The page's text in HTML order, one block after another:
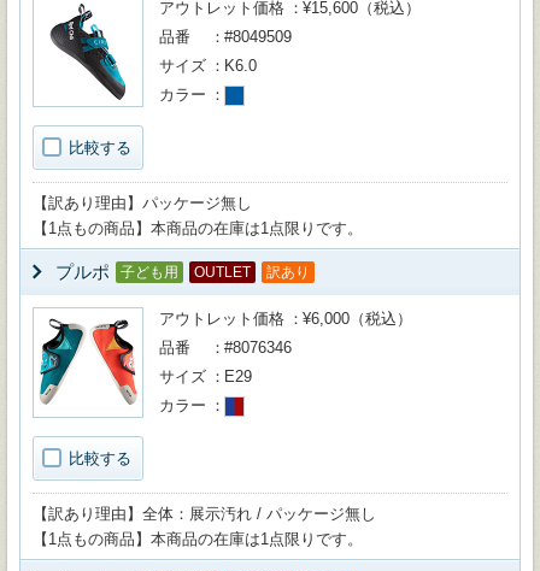
比較する
アウトレット価格
¥15,600（税込）
品番
#8049509
サイズ
K6.0
カラー
【訳あり理由】パッケージ無し
【1点もの商品】本商品の在庫は1点限りです。
プルポ 子ども用 OUTLET 訳あり
比較する
アウトレット価格
¥6,000（税込）
品番
#8076346
サイズ
E29
カラー
【訳あり理由】全体：展示汚れ / パッケージ無し
【1点もの商品】本商品の在庫は1点限りです。